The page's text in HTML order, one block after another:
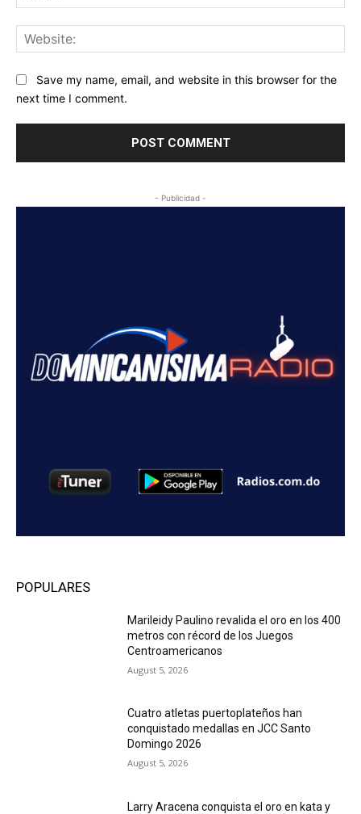
Save my name, email, and website in this browser for the
next time I comment.
- Publicidad -
POPULARES
Marileidy Paulino revalida el oro en los 400
metros con récord de los Juegos
Centroamericanos
August 5, 2026
Cuatro atletas puertoplateños han
conquistado medallas en JCC Santo
Domingo 2026
August 5, 2026
Larry Aracena conquista el oro en kata y